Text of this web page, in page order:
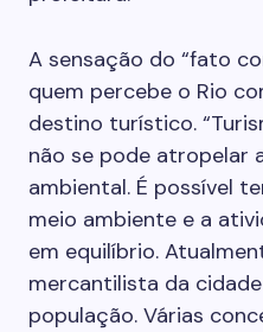
A sensação do “fato
quem percebe o Rio
destino turístico.
não se pode atropelar
ambiental. É possível
meio ambiente e a
em equilíbrio.
mercantilista da
população. Várias